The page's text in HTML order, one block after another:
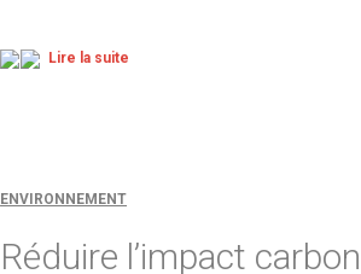
Lire la suite
ENVIRONNEMENT
Réduire l’impact